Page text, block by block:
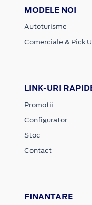
MODELE NOI
Autoturisme
Comerciale & Pick
LINK-URI
Promotii
Configurator
Stoc
Contact
FINANTARE